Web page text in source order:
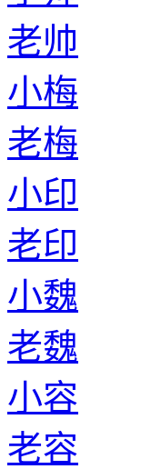
老帅
小梅
老梅
小印
老印
小魏
老魏
小容
老容